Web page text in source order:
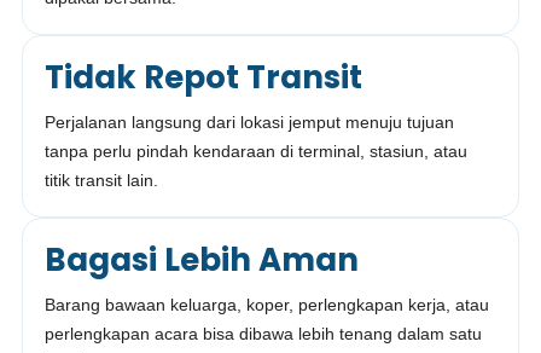
Tidak Repot Transit
Perjalanan langsung dari lokasi jemput menuju tujuan
tanpa perlu pindah kendaraan di terminal, stasiun, atau
titik transit lain.
Bagasi Lebih Aman
Barang bawaan keluarga, koper, perlengkapan kerja, atau
perlengkapan acara bisa dibawa lebih tenang dalam satu